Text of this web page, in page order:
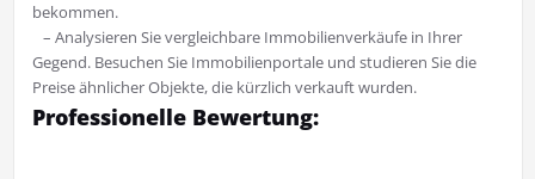
bekommen.
– Analysieren Sie vergleichbare Immobilienverkäufe in Ihrer
Gegend. Besuchen Sie Immobilienportale und studieren Sie die
Preise ähnlicher Objekte, die kürzlich verkauft wurden.
Professionelle Bewertung: